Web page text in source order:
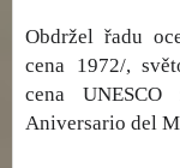
Obdržel řadu
cena 1972/,
cena
Aniversario del